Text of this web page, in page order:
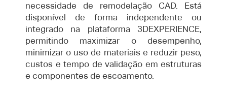
necessidade de remodelação CAD. Está
disponível de forma independente ou
integrado na plataforma 3DEXPERIENCE,
permitindo maximizar o desempenho,
minimizar o uso de materiais e reduzir peso,
custos e tempo de validação em estruturas
e componentes de escoamento.